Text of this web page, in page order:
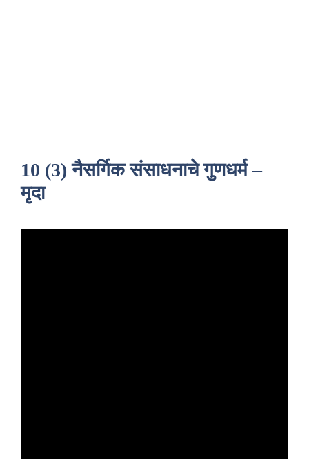
10 (3) नैसर्गिक संसाधनाचे गुणधर्म –
मृदा